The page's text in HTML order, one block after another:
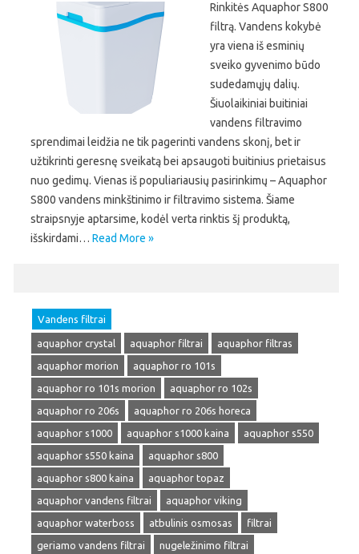
Rinkitės Aquaphor S800
filtrą. Vandens kokybė
yra viena iš esminių
sveiko gyvenimo būdo
sudedamųjų dalių.
Šiuolaikiniai buitiniai
vandens filtravimo
sprendimai leidžia ne tik pagerinti vandens skonį, bet ir
užtikrinti geresnę sveikatą bei apsaugoti buitinius prietaisus
nuo gedimų. Vienas iš populiariausių pasirinkimų – Aquaphor
S800 vandens minkštinimo ir filtravimo sistema. Šiame
straipsnyje aptarsime, kodėl verta rinktis šį produktą,
išskirdami… Read More »
Vandens filtrai
aquaphor crystal aquaphor filtrai
aquaphor filtras
aquaphor morion
aquaphor ro 101s
aquaphor ro 101s morion
aquaphor ro 102s
aquaphor ro 206s
aquaphor ro 206s horeca
aquaphor s1000
aquaphor s1000 kaina
aquaphor s550
aquaphor s550 kaina
aquaphor s800
aquaphor s800 kaina
aquaphor topaz
aquaphor vandens filtrai
aquaphor viking
aquaphor waterboss
atbulinis osmosas
filtrai
geriamo vandens filtrai
nugeležinimo filtrai